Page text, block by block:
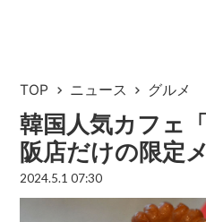
TOP ニュース グルメ
韓国人気カフェ
阪店だけの限定
2024.5.1 07:30